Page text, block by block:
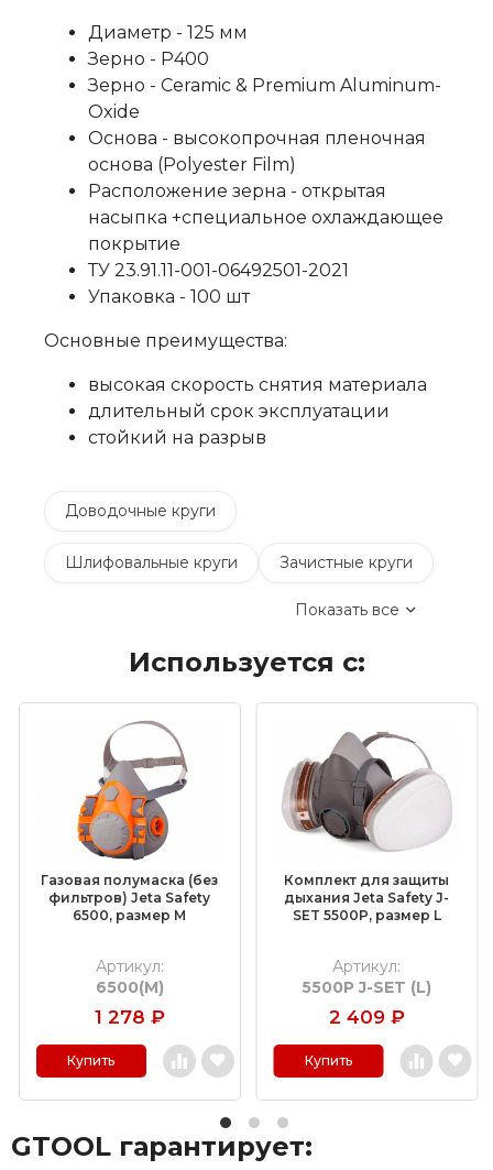
Диаметр - 125 мм
Зерно - P400
Зерно - Ceramic & Premium Aluminum-
Oxide
Основа - высокопрочная пленочная
основа (Polyester Film)
Расположение зерна - открытая
насыпка +специальное охлаждающее
покрытие
ТУ 23.91.11-001-06492501-2021
Упаковка - 100 шт
Основные преимущества:
высокая скорость снятия материала
длительный срок эксплуатации
стойкий на разрыв
Доводочные круги
Шлифовальные круги Зачистные круги
Круги лепестковые торцевые шлифовальные
(КЛТ)
Шлифовальные круги на липучке Velcro
Обдирочные круги
Шлифовальные валики Фибровые круги
Абразивные шлифовальные головки
Круги с креплением Roloc™
Шлифовальные абразивные ленты
Отрезные круги по металлу
Шлифовальные гильзы
Показать все
Используется с:
Газовая полумаска (без
фильтров) Jeta Safety
6500, размер M
Артикул:
6500(M)
1 278 ₽
Купить
Комплект для защиты
дыхания Jeta Safety J-
SET 5500P, размер L
Артикул:
5500P J-SET (L)
2 409 ₽
Купить
GTOOL гарантирует: